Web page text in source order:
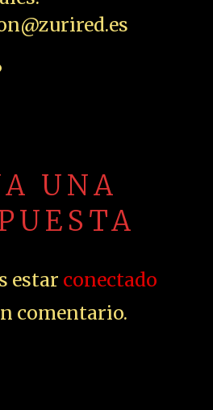
UNA
estar conectado
comentario.